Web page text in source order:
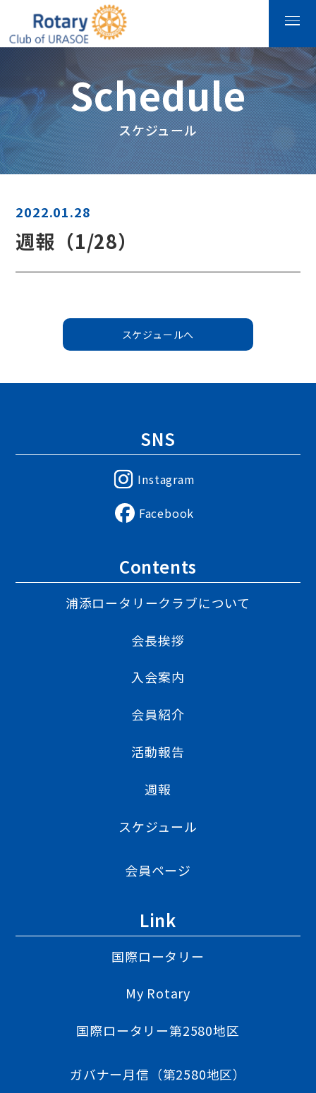
Schedule
スケジュール
週報（1/28）
2022.01.28
スケジュールへ
SNS
Instagram
Facebook
Contents
浦添ロータリークラブについて
会長挨拶
入会案内
会員紹介
活動報告
週報
スケジュール
会員ページ
Link
国際ロータリー
My Rotary
国際ロータリー第2580地区
ガバナー月信（第2580地区）